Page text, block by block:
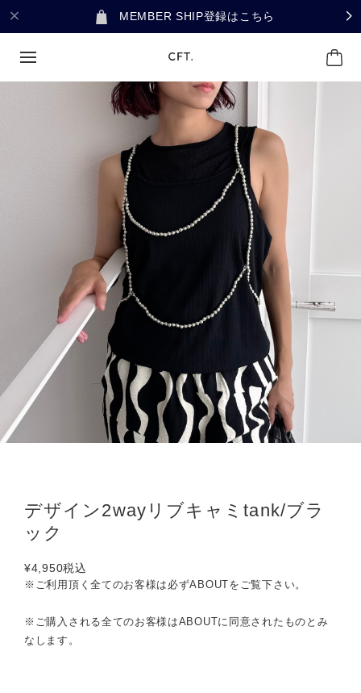
MEMBER SHIP登録はこちら
デザイン2wayリブキャミtank/ブラ
ック
¥4,950税込
※ご利用頂く全てのお客様は必ずABOUTをご覧下さい。
※ご購入される全てのお客様はABOUTに同意されたものとみ
なします。